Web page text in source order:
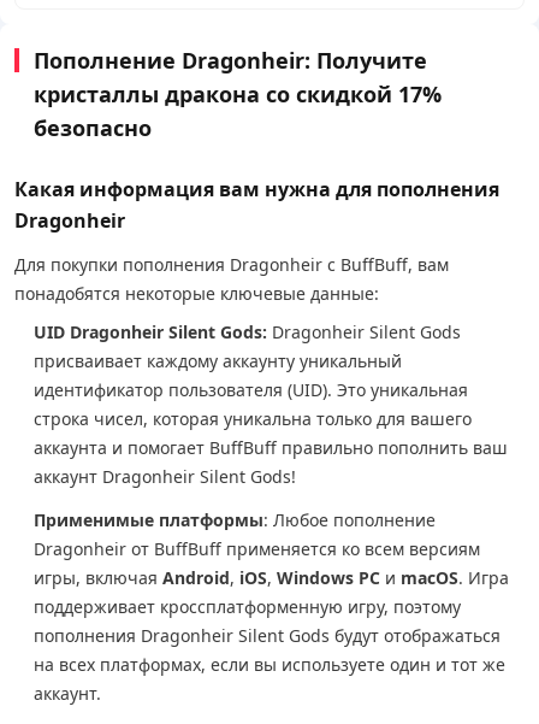
Пополнение Dragonheir: Получите
кристаллы дракона со скидкой 17%
безопасно
Какая информация вам нужна для пополнения
Dragonheir
Для покупки пополнения Dragonheir с BuffBuff, вам
понадобятся некоторые ключевые данные:
UID Dragonheir Silent Gods: Dragonheir Silent Gods
присваивает каждому аккаунту уникальный
идентификатор пользователя (UID). Это уникальная
строка чисел, которая уникальна только для вашего
аккаунта и помогает BuffBuff правильно пополнить ваш
аккаунт Dragonheir Silent Gods!
Применимые платформы: Любое пополнение
Dragonheir от BuffBuff применяется ко всем версиям
игры, включая Android, iOS, Windows PC и macOS. Игра
поддерживает кроссплатформенную игру, поэтому
пополнения Dragonheir Silent Gods будут отображаться
на всех платформах, если вы используете один и тот же
аккаунт.